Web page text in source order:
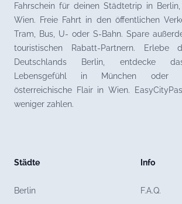
Fahrschein für deinen Städtetrip in
Wien. Freie Fahrt in den öffentlichen
Tram, Bus, U- oder S-Bahn. Spare
touristischen Rabatt-Partnern. Erlebe
Deutschlands Berlin, entdecke
Lebensgefühl in München oder
österreichische Flair in Wien.
weniger zahlen.
Städte
Berlin
Info
F.A.Q.